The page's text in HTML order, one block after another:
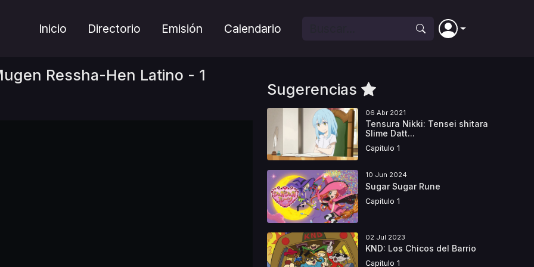
Inicio Directorio Emisión Calendario
Ressha-Hen Latino - 1
Sugerencias
06 Abr 2021
Tensura Nikki: Tensei shitara
Slime Datt...
Capitulo 1
10 Jun 2024
Sugar Sugar Rune
Capitulo 1
02 Jul 2023
KND: Los Chicos del Barrio
Capitulo 1